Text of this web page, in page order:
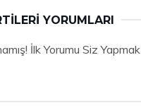
YORUMLARI
İlk Yorumu Siz Yapmak